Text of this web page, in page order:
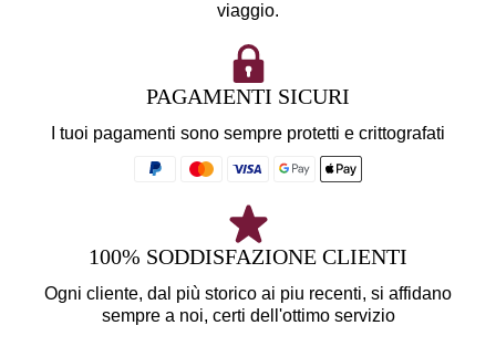
viaggio.
PAGAMENTI SICURI
I tuoi pagamenti sono sempre protetti e crittografati
100% SODDISFAZIONE CLIENTI
Ogni cliente, dal più storico ai piu recenti, si affidano
sempre a noi, certi dell'ottimo servizio